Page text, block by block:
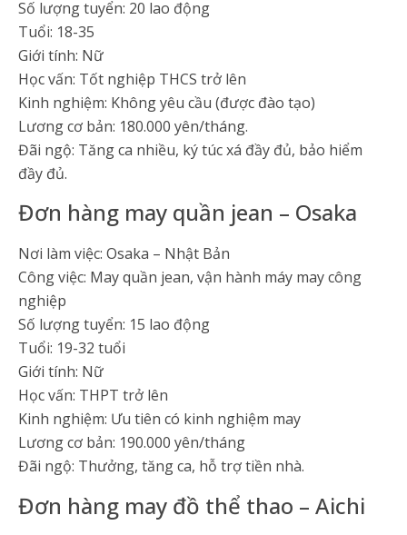
Số lượng tuyển: 20 lao động
Tuổi: 18-35
Giới tính: Nữ
Học vấn: Tốt nghiệp THCS trở lên
Kinh nghiệm: Không yêu cầu (được đào tạo)
Lương cơ bản: 180.000 yên/tháng.
Đãi ngộ: Tăng ca nhiều, ký túc xá đầy đủ, bảo hiểm
đầy đủ.
Đơn hàng may quần jean – Osaka
Nơi làm việc: Osaka – Nhật Bản
Công việc: May quần jean, vận hành máy may công
nghiệp
Số lượng tuyển: 15 lao động
Tuổi: 19-32 tuổi
Giới tính: Nữ
Học vấn: THPT trở lên
Kinh nghiệm: Ưu tiên có kinh nghiệm may
Lương cơ bản: 190.000 yên/tháng
Đãi ngộ: Thưởng, tăng ca, hỗ trợ tiền nhà.
Đơn hàng may đồ thể thao – Aichi